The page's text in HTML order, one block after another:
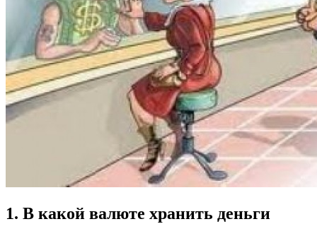
1. В какой валюте хранить деньги